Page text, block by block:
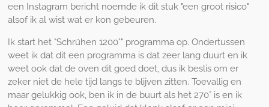
een Instagram bericht noemde ik dit stuk "een groot risico"
alsof ik al wist wat er kon gebeuren.
Ik start het "Schrühen 1200°" programma op. Ondertussen
weet ik dat dit een programma is dat zeer lang duurt en ik
weet ook dat de oven dit goed doet, dus ik beslis om er
zeker niet de hele tijd langs te blijven zitten. Toevallig en
maar gelukkig ook, ben ik in de buurt als het 270° is en ik